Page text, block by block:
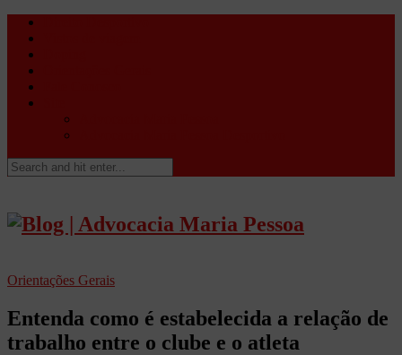
Orientações Gerais
Entenda como é estabelecida a relação de
trabalho entre o clube e o atleta